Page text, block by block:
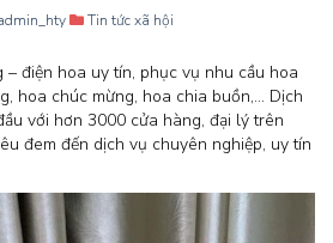
Tin tức xã hội
– điện hoa uy tín, phục vụ nhu cầu hoa
hoa chúc mừng, hoa chia buồn,… Dịch
với hơn 3000 cửa hàng, đại lý trên
đem đến dịch vụ chuyên nghiệp, uy tín